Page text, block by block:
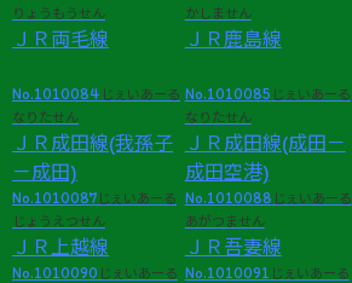
りょうもうせん
ＪＲ両毛線
かしません
ＪＲ鹿島線
No.1010084 じぇいあーる
なりたせん
ＪＲ成田線(我孫子
－成田)
No.1010085 じぇいあーる
なりたせん
ＪＲ成田線(成田－
成田空港)
No.1010087 じぇいあーる
じょうえつせん
ＪＲ上越線
No.1010088 じぇいあーる
あがつません
ＪＲ吾妻線
No.1010090 じぇいあーる No.1010091 じぇいあーる